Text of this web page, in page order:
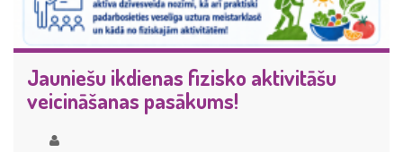
Jauniešu ikdienas fizisko aktivitāšu
veicināšanas pasākums!